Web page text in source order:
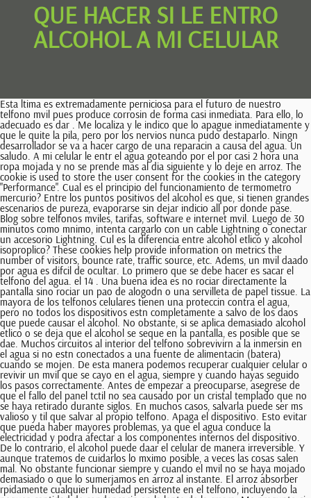
QUE HACER SI LE ENTRO
ALCOHOL A MI CELULAR
Esta ltima es extremadamente perniciosa para el futuro de nuestro telfono mvil pues produce corrosin de forma casi inmediata. Para ello, lo adecuado es dar . Me localiza y le indico que lo apague inmediatamente y que le quite la pila, pero por los nervios nunca pudo destaparlo. Ningn desarrollador se va a hacer cargo de una reparacin a causa del agua. Un saludo. A mi celular le entr el agua goteando por el por casi 2 hora una ropa mojada y no se prende mas al dia siguiente y lo deje en arroz. The cookie is used to store the user consent for the cookies in the category "Performance". Cual es el principio del funcionamiento de termometro mercurio? Entre los puntos positivos del alcohol es que, si tienen grandes escenarios de pureza, evaporarse sin dejar indicio all por donde pase. Blog sobre telfonos mviles, tarifas, software e internet mvil. Luego de 30 minutos como mnimo, intenta cargarlo con un cable Lightning o conectar un accesorio Lightning. Cul es la diferencia entre alcohol etlico y alcohol isoproplico? These cookies help provide information on metrics the number of visitors, bounce rate, traffic source, etc. Adems, un mvil daado por agua es difcil de ocultar. Lo primero que se debe hacer es sacar el telfono del agua. el 14 . Una buena idea es no rociar directamente la pantalla sino rociar un pao de alogodn o una servilleta de papel tissue. La mayora de los telfonos celulares tienen una proteccin contra el agua, pero no todos los dispositivos estn completamente a salvo de los daos que puede causar el alcohol. No obstante, si se aplica demasiado alcohol etlico o se deja que el alcohol se seque en la pantalla, es posible que se dae. Muchos circuitos al interior del telfono sobrevivirn a la inmersin en el agua si no estn conectados a una fuente de alimentacin (batera) cuando se mojen. De esta manera podemos recuperar cualquier celular o revivir un mvil que se cayo en el agua, siempre y cuando hayas seguido los pasos correctamente. Antes de empezar a preocuparse, asegrese de que el fallo del panel tctil no sea causado por un cristal templado que no se haya retirado durante siglos. En muchos casos, salvarla puede ser ms valioso y til que salvar al propio telfono. Apaga el dispositivo. Esto evitar que pueda haber mayores problemas, ya que el agua conduce la electricidad y podra afectar a los componentes internos del dispositivo. De lo contrario, el alcohol puede daar el celular de manera irreversible. Y aunque tratemos de cuidarlos lo mximo posible, a veces las cosas salen mal. No obstante funcionar siempre y cuando el mvil no se haya mojado demasiado o que lo sumerjamos en arroz al instante. El arroz absorber rpidamente cualquier humedad persistente en el telfono, incluyendo la pequea cantidad de condensacin en la lente de la cmara. Me pregunto si yo era tu ex, le dije que s y que fue hace mucho. No la mezcles con productos nocivos. 2 Secar el telfono (puede usar secador de pelo). Debes tener en cuenta que el mvil deber permanecer en arroz como mnimos dos das. 1. Es probable que ah puedan repararlo. A continuacin, te mostraremos cmo limpiar la pantalla de tu celular si le ha entrado alcohol. Pincha en la seccin "Datos y personalizacin". El agua salada, como el agua de mar, deteriora la joyera, borra el tintado de los trajes de bajo y, claro est, aniquila dispositivos electrnicos. Qu hacer despus de un da de 8 horas en una oficina? Retira el telfono del agua tan pronto como sea posible, a menos que est enchufado. Cmo evitar quedarte despierto durante la noche? Una de ellas es usar alcohol. 3. Muy til el blog. sucede que, gracias al alcohol, lograremos que se evapore cualquier indicio de . Meter el telfono, recin mojado, en arroz y dejarlo de esa manera durante 48 horas les ha salvado el dispositivo de un adis definitivo. Evita secar el telfono con una fuente de calor, como por ejemplo un secador de pelo; esto podra daarlo definitivamente. Una vez que el mvil haya permanecido al menos 48 horas, montaremos las piezas y veremos a ver si funciona o no. Varios de los consejos que leemos sobre de qu forma salvar un mvil de una cada al agua, o para cuando el agua se vuelca sobre ellos, tienen relacin con utilizar calor. Parece que es una mala idea echar alcohol en la pantalla de un celular. 2. 4. 3. Sucede que a mi esposa, se le ocurre lavar su chamarra en lavadora; de repente se acuerda que su celular estaba en ella. Lo repetimos, esto no es ninguna broma. Si la pegatina cambia su color, te puedes despedir de la reparacin gratuita. Solo funcionar la arena de cristal, ya que est hecha de gel de slice. Todo esto tiene una explicacin: la electrnica funciona mejor cuanto ms fros estn los circuitos. De esta manera os orientaremos sobre qu llevar a cabo caso de que el mvil inteligente se moje y no tenga proteccin contra agua a fin de que padezca los mnimos daos viable y vuelva a funcionar en el menor tiempo posible. 1 Alcohol isopropilico para celulares mojados. En lo personal.. Consegu revivir mi viejo Xiaomi Redmi Note 2 que se me cay al WC con este mtodo pero solo lo dej 12 horas y llego a encender pero al conectarle el cargadorCortocircuito , por ello, es necesario esperar de 48 horas a 72, porque funciona en la mayora de casos.. Ahora que ya sabes qu hacer si tu mvil se cae al mar, podras dejarme tus impresiones en la caja de . [1] 2. Correo. Evita sacudir o mover el telfono en exceso, para evitar que el agua se mueva a travs de l. Qu pasa si le pones alcohol a una pantalla? Qu pasa si le echo alcohol a mi pantalla? Para limpiarlo, lo mejor es usar alcohol isoproplico, aunque tambin nos servir alcohol al 90 o 95\%. Despus podremos continuar con el proceso del arroz. se me ha mojado la cmara del mvil y es de los que no se pueden abrir, qu hago? Si ves uno de estos avisos, significa que tu iPhone ha detectado lquido en el puerto Lightning, el cable Lightning o el accesorio Lightning. En verdad utilizar este cereal es arriesgado ya que pese ocasionar que minsculas motas de polvo se introduzcan dentro de los conectores del telfono, realizando el inconveniente mucho ms grande de lo que era en un principio. Y tiene otra explicacin: los metales y piezas de plstico se funden ante el exceso de calor. stas se encuentran en tiendas grandes de electrnica y son generalmente usadas para limpiar los teclados de la computadora y otros artefactos electrnicos. En este caso, el servicio tcnico nos remitir la notificacin de que la garanta se anula, y posiblemente un presupuesto de reparacin con el que no estaremos muy de acuerdo. Si no les marcha la pantalla, siempre y en todo momento podremos conectar el terminal al ordenador y pasar todos y cada uno de los archivos multimedia que nos interese. El alcohol penetrar en la superficie de la pantalla y puede hacer que la pantalla se agriete, se rompa o se decolore. Si embargo luego de que este es mojado existe una alta posibilidad de que se dae y no vuelva a encender ya que si este tiene restos de agua en su interior lo mas seguro que . Si la pantalla o los mdulos de la cmara estn daados, no los sumerja. Mucho ojo con qu le hacemos al telfono cuando ha sufrido daos por agua, no sea que empeoremos la situacin ms que solucionarla. Si la cada de lquidos es muy importante, es recomendable llevarlo rpidamente a una Apple Store para que el STA (servicio tcnico autorizado) intente reparar o evitar su rotura total de la mayor . Introduce el dispositivo en una bolsa hermtica junto a bolitas antihumedad. Intenta retirar tanta agua como puedas usando toallas y una aspiradora. Qu pasa si le cae alcohol a la pantalla del iphone? En caso de que se nos caiga al agua salda, aunque parezca una locura, deberemos de apagarlo y sumergirlo en agua del grifo para retirar la mayor cantidad posible de sal. El arroz ayuda a absorber la humedad del mvil pero no es el mejor remedio. No tienes que abrir los paquetes. Porque si hay algo que ocurre casi automticamente cuando un mvil mojado llega a un servicio tcnico es que se rechaza la reparacin gratuita. De una forma u otra, se aconseja secar el telfono con un secador para el pelo o aun, y esto no es ninguna broma, ofrecerle unos minutos de horno. El primer mtodo que te recomendamos para secar el puerto de carga de tu mvil es utilizar un deshumidificador, ya que, de esta forma, eliminars todo rastro de humedad del puerto USB de tu . Aunque, si sigue sin marchar, es probable que tengis que mudar de manera directa el panel del mvil. [6] Ni secadores, ni hornos ni ninguna otra fuente de calor. Sella la bolsa y djala reposar durante la noche sin moverlo. Si el mvil inteligente est en garanta, probablemente esta no cubra daos por agua. Por ello debemos de tener sumo cuidado si derramamos lquidos sobre l o si accidentalmente se cae al agua. Es decir, si logran salvarlo por medio de una reparacin, esta no va a tener garanta y en el caso de que el mvil inteligente vuelva a fallar, el servicio tcnico que lo repar la primera oportunidad no se har cargo de una segunda reparacin. El mtodo del arroz en un mvil inteligente con batera no extrable no sera tan efectivo. Una vez que hayas eliminado el alcohol, asegrate de limpiar el rea con un jabn suave y agua para eliminar cualquier residuo. The cookie is used to store the user consent for the cookies in the category "Analytics". Recordemos, siempre con el telfono apagado y con la batera retirada, tal y como hicimos con el alcohol o la slice. (Por eso debemos de informarnos muy bien sobre qu reparaciones cubre la garanta y cuales no). Esto puede suceder de varias maneras. gracias de antemano. Respuesta inmediata. Me gustara saber si encontraste alguna solucin. Sin embargo, a menos que la exposicin al agua haya sido extremadamente corta, no intentes encender el telfono tan pronto. El alcohol luego se evapora y con mucha suerte el agua en nuestro celular tambin. No debemos olvidar que en nuestras manos tenemos un producto tecnolgico y una sola gota puede hacer que salten las alarmas. El arroz es un buen mtodo para intentar solu